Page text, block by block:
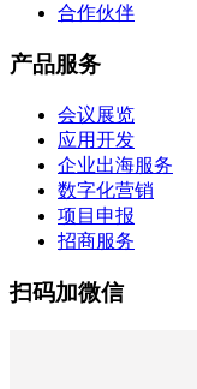
合作伙伴
产品服务
会议展览
应用开发
企业出海服务
数字化营销
项目申报
招商服务
扫码加微信